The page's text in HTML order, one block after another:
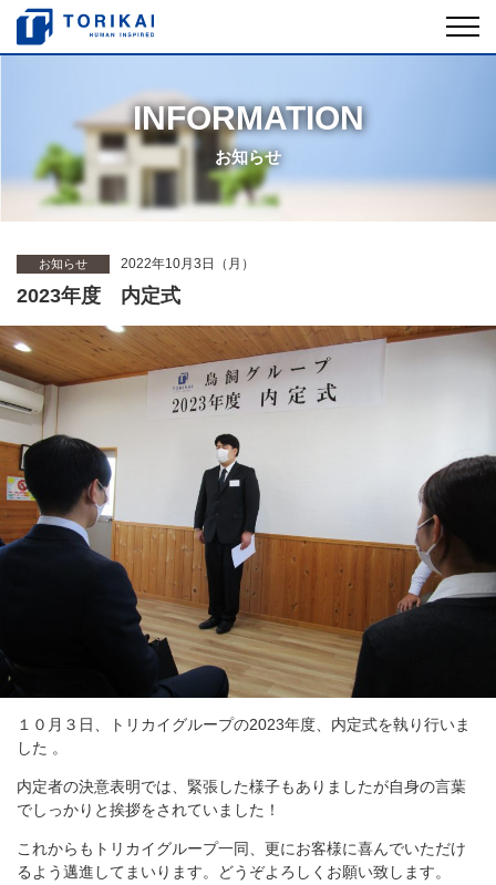
INFORMATION
お知らせ
お知らせ 2022年10月3日（月）
2023年度 内定式
１０月３日、トリカイグループの2023年度、内定式を執り行いま
した 。
内定者の決意表明では、緊張した様子もありましたが自身の言葉
でしっかりと挨拶をされていました！
これからもトリカイグループ一同、更にお客様に喜んでいただけ
るよう邁進してまいります。どうぞよろしくお願い致します。